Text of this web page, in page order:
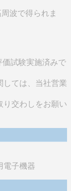
波で得られま
価試験実施済みで
しては、当社営業
り交わしをお願い
電子機器